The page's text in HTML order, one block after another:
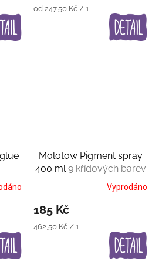
Měrná
od 247,50 Kč / 1 l
Molotow Pigment spray
400 ml9 křídových barev
Vyprodáno
185 Kč
Měrná
462,50 Kč / 1 l